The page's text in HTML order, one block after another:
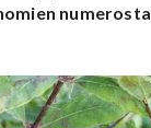
numerosta